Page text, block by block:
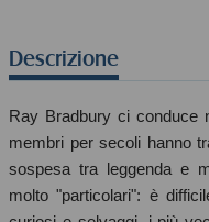
Descrizione
Ray Bradbury ci conduce
membri per secoli hanno
sospesa tra leggenda e
molto "particolari": è